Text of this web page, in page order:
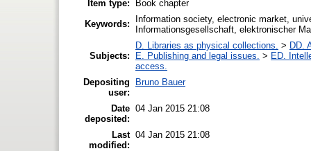
Item type:
Book chapter
Keywords:
Information society, electronic market,
Informationsgesellschaft, elektronischer
Subjects:
D. Libraries as physical collections. > DD.
E. Publishing and legal issues. > ED.
access.
Depositing
user:
Bruno Bauer
Date
deposited:
04 Jan 2015 21:08
Last
modified:
04 Jan 2015 21:08